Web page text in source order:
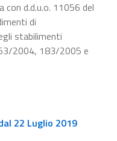
con d.d.u.o. 11056 del
di
stabilimenti
2004, 183/2005 e
22 Luglio 2019